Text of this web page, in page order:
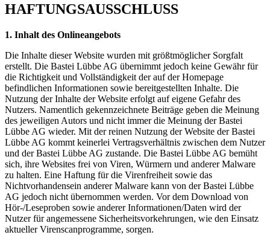
HAFTUNGSAUSSCHLUSS
1. Inhalt des Onlineangebots
Die Inhalte dieser Website wurden mit größtmöglicher Sorgfalt
erstellt. Die Bastei Lübbe AG übernimmt jedoch keine Gewähr für
die Richtigkeit und Vollständigkeit der auf der Homepage
befindlichen Informationen sowie bereitgestellten Inhalte. Die
Nutzung der Inhalte der Website erfolgt auf eigene Gefahr des
Nutzers. Namentlich gekennzeichnete Beiträge geben die Meinung
des jeweiligen Autors und nicht immer die Meinung der Bastei
Lübbe AG wieder. Mit der reinen Nutzung der Website der Bastei
Lübbe AG kommt keinerlei Vertragsverhältnis zwischen dem Nutzer
und der Bastei Lübbe AG zustande. Die Bastei Lübbe AG bemüht
sich, ihre Websites frei von Viren, Würmern und anderer Malware
zu halten. Eine Haftung für die Virenfreiheit sowie das
Nichtvorhandensein anderer Malware kann von der Bastei Lübbe
AG jedoch nicht übernommen werden. Vor dem Download von
Hör-/Leseproben sowie anderer Informationen/Daten wird der
Nutzer für angemessene Sicherheitsvorkehrungen, wie den Einsatz
aktueller Virenscanprogramme, sorgen.